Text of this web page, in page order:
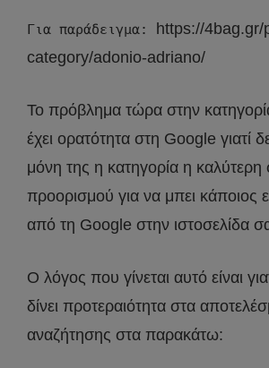
Για παράδειγμα: https://4bag.gr/
category/adonio-adriano/
Το πρόβλημα τώρα στην κατηγορία
έχει ορατότητα στη Google γιατί
μόνη της η κατηγορία η καλύτερη
προορισμού για να μπει κάποιος
από τη Google στην ιστοσελίδα
Ο λόγος που γίνεται αυτό είναι
δίνει προτεραιότητα στα
αναζήτησης στα παρακάτω: